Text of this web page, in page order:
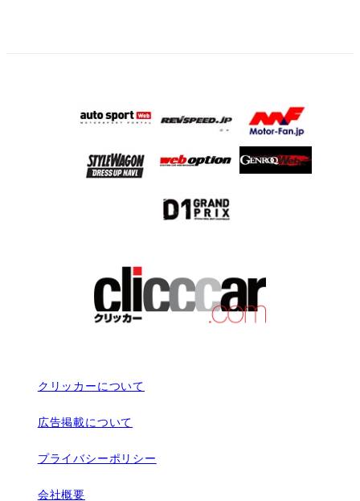
クリッカーについて
広告掲載について
プライバシーポリシー
会社概要